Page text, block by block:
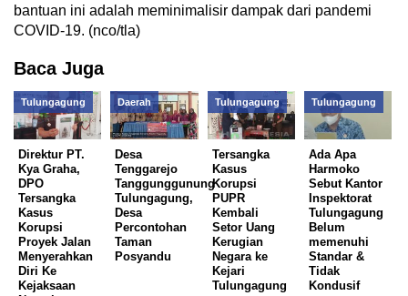
bantuan ini adalah meminimalisir dampak dari pandemi
COVID-19. (nco/tla)
Baca Juga
Tulungagung
Direktur PT.
Kya Graha,
DPO
Tersangka
Kasus
Korupsi
Proyek Jalan
Menyerahkan
Diri Ke
Kejaksaan
Daerah
Desa
Tenggarejo
Tanggunggunung
Tulungagung,
Desa
Percontohan
Taman
Posyandu
Tulungagung
Tersangka
Kasus
Korupsi
PUPR
Kembali
Setor Uang
Kerugian
Negara ke
Kejari
Tulungagung
Tulungagung
Ada Apa
Harmoko
Sebut Kantor
Inspektorat
Tulungagung
Belum
memenuhi
Standar &
Tidak
Kondusif